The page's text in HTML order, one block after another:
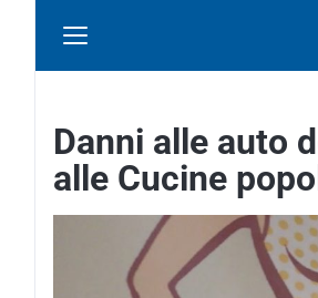
Danni alle auto
alle Cucine